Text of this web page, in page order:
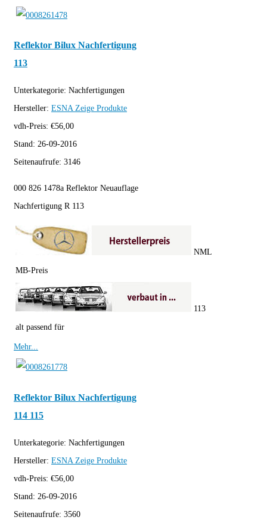
Reflektor Bilux Nachfertigung
113
Unterkategorie: Nachfertigungen
Hersteller: ESNA Zeige Produkte
vdh-Preis: €56,00
Stand: 26-09-2016
Seitenaufrufe: 3146
000 826 1478a Reflektor Neuauflage
Nachfertigung R 113
MB-Preis
NML
alt passend für
113
Mehr...
Reflektor Bilux Nachfertigung
114 115
Unterkategorie: Nachfertigungen
Hersteller: ESNA Zeige Produkte
vdh-Preis: €56,00
Stand: 26-09-2016
Seitenaufrufe: 3560